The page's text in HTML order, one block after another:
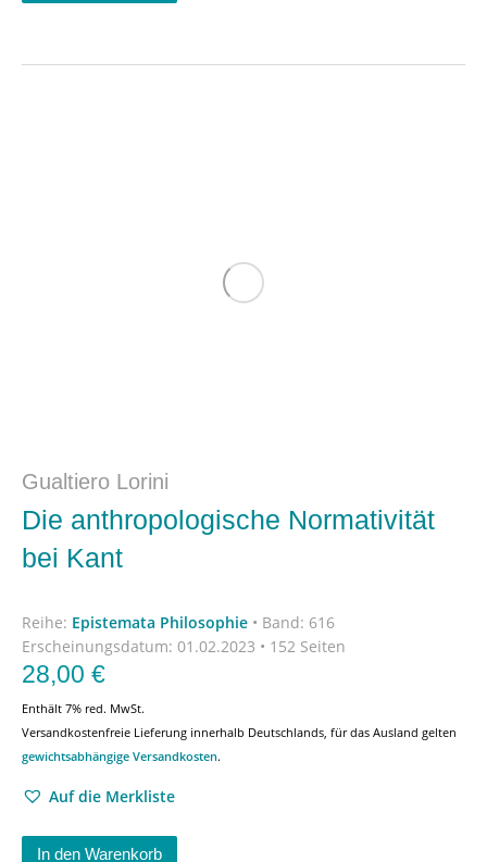
Gualtiero Lorini
Die anthropologische Normativität
bei Kant
Reihe: Epistemata Philosophie • Band: 616
Erscheinungsdatum: 01.02.2023 • 152 Seiten
28,00 €
Enthält 7% red. MwSt.
Versandkostenfreie Lieferung innerhalb Deutschlands, für das Ausland gelten
gewichtsabhängige Versandkosten.
Auf die Merkliste
In den Warenkorb